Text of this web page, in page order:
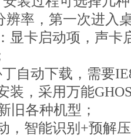
辨率，第一次进入
显卡启动项，声卡
自动下载，需要
装，采用万能
旧各种机型；
，智能识别+预解